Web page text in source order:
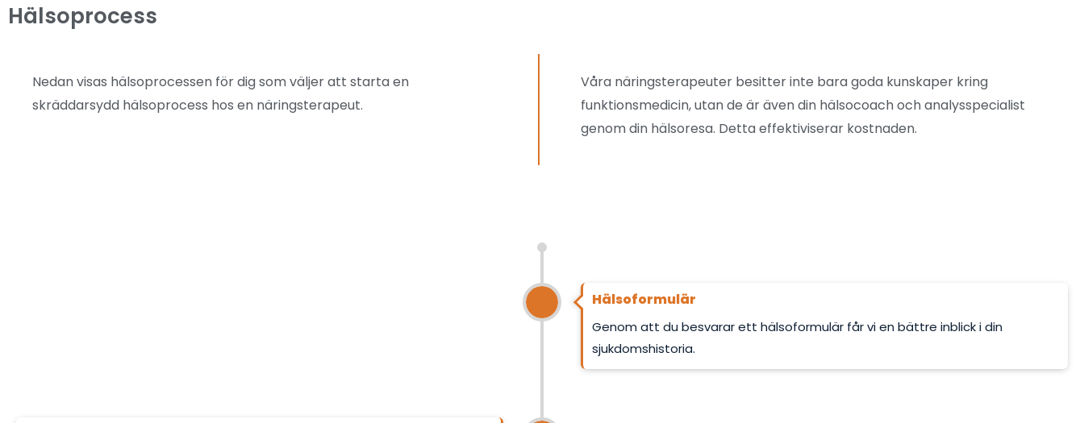
Hälsoprocess
Nedan visas hälsoprocessen för dig som väljer att starta en
skräddarsydd hälsoprocess hos en näringsterapeut.
Våra näringsterapeuter besitter inte bara goda kunskaper kring
funktionsmedicin, utan de är även din hälsocoach och analysspecialist
genom din hälsoresa. Detta effektiviserar kostnaden.
Hälsoformulär
Genom att du besvarar ett hälsoformulär får vi en bättre inblick i din
sjukdomshistoria.